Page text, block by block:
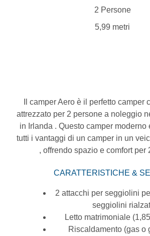
2 Persone
5,99 metri
Il camper Aero è il perfetto camper
attrezzato per 2 persone a noleggio
in Irlanda . Questo camper moderno
tutti i vantaggi di un camper in un
, offrendo spazio e comfort per
CARATTERISTICHE &
2 attacchi per seggiolini
seggiolini
Letto matrimoniale
Riscaldamento (gas o